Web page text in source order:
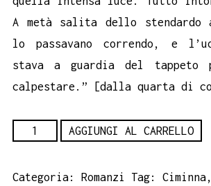
A metà salita dello stendardo
lo passavano correndo, e
stava a guardia del tappeto
calpestare.” [dalla quarta di
L'uomo
fiori
AGGIUNGI AL CARRELLO
Categoria: Romanzi Tag: Ciminna